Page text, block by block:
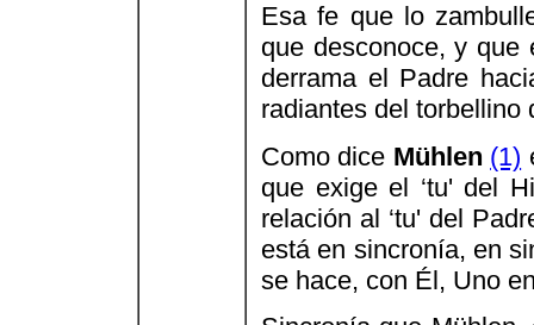
Esa fe que lo
que desconoce, y que
derrama el Padre
radiantes del torbellino
Como dice Mühlen (1)
que exige el ‘tu' del
relación al ‘tu' del
está en sincronía, en
se hace, con Él, Uno